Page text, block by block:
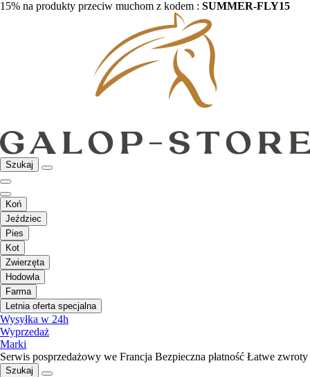
15% na produkty przeciw muchom z kodem : SUMMER-FLY15
Szukaj
Koń
Jeździec
Pies
Kot
Zwierzęta
Hodowla
Farma
Letnia oferta specjalna
Wysyłka w 24h
Wyprzedaż
Marki
Serwis posprzedażowy we Francja Bezpieczna płatność Łatwe zwroty
Szukaj